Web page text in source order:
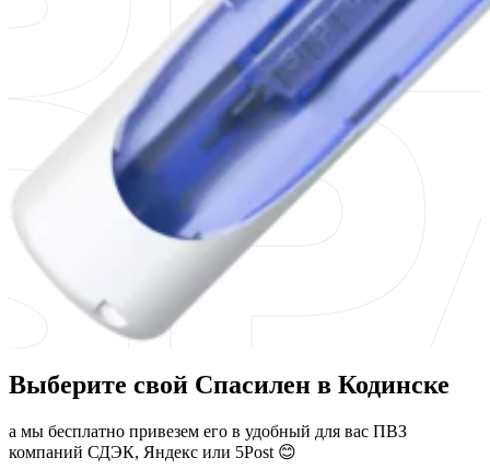
Выберите свой Спасилен в Кодинске
а мы бесплатно привезем его в удобный для вас ПВЗ
компаний СДЭК, Яндекс или 5Post 😊